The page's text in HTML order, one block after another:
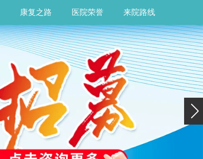
康复之路 医院荣誉 来院路线